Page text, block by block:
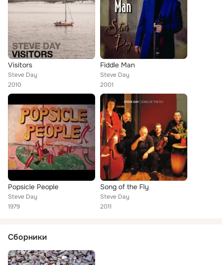
Visitors
Steve Day
2010
Fiddle Man
Steve Day
2001
Popsicle People
Steve Day
1979
Song of the Fly
Steve Day
2011
Сборники